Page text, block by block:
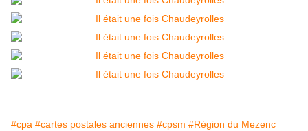
#cpa #cartes postales anciennes #cpsm #Région du Mezenc